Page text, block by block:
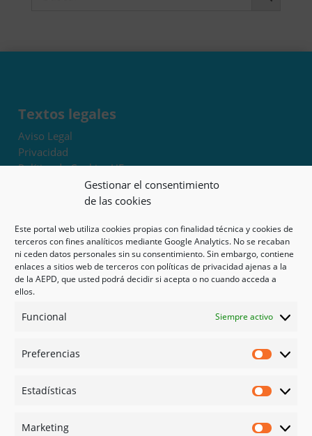
Gestionar el consentimiento
de las cookies
Este portal web utiliza cookies propias con finalidad técnica y cookies de
terceros con fines analíticos mediante Google Analytics. No se recaban
ni ceden datos personales sin su consentimiento. Sin embargo, contiene
enlaces a sitios web de terceros con políticas de privacidad ajenas a la
de la AEPD, que usted podrá decidir si acepta o no cuando acceda a
ellos.
Funcional Siempre activo
Preferencias
Estadísticas
Marketing
Textos legales
Aviso Legal
Privacidad
Política de Cookies UE
Términos y condiciones
Exoneración de responsabilidad
Mapa del sitio
Mi cuenta
Tienda
Psicología en Murcia
Guías
Redes sociales
Instagram
Linked in